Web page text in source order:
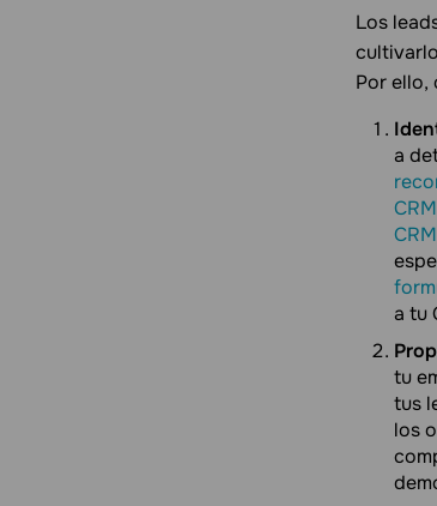
Los
Por ello,
a
CRM
CRM
a tu
tu
tus
los